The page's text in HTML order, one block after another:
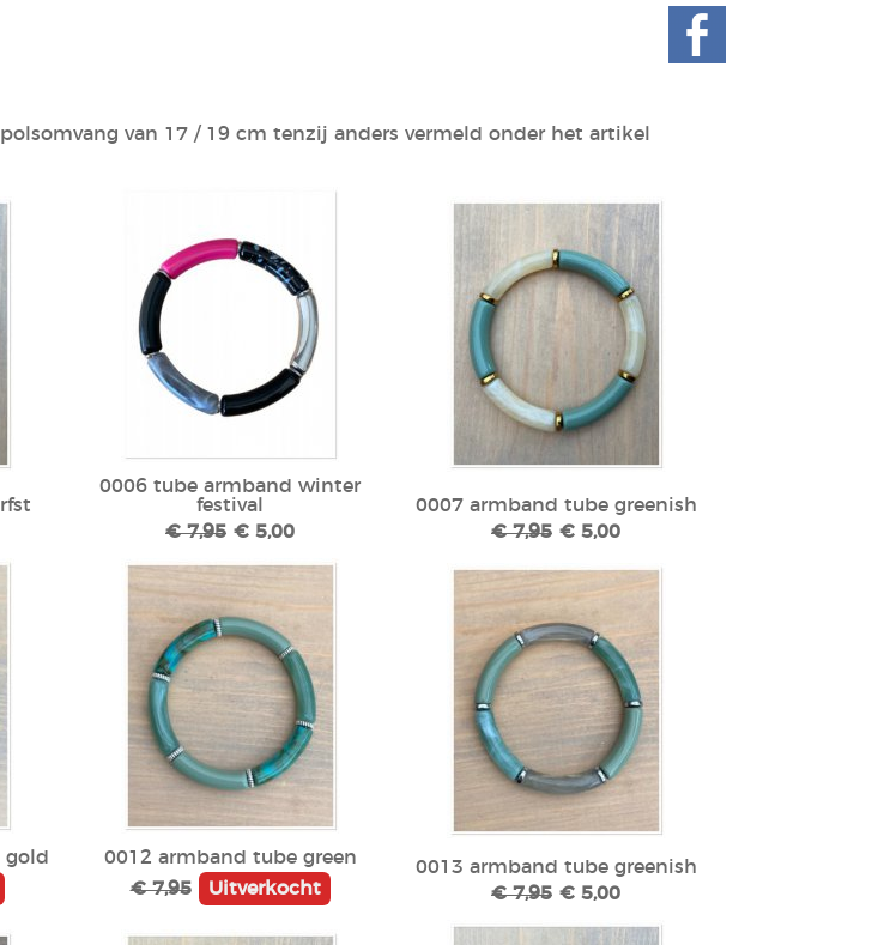
van 17 / 19 cm tenzij anders vermeld onder het artikel
0006 tube armband winter
festival
€ 7,95 € 5,00
0007 armband tube greenish
€ 7,95 € 5,00
gold
0012 armband tube green
€ 7,95
Uitverkocht
0013 armband tube greenish
€ 7,95 € 5,00